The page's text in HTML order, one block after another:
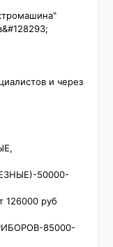
и через
50000-
руб
85000-